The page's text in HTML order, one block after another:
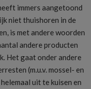
immers aangetoond
niet thuishoren in de
is met andere woorden
andere producten
Het gaat onder andere
(m.u.v. mossel- en
uit te kuisen en